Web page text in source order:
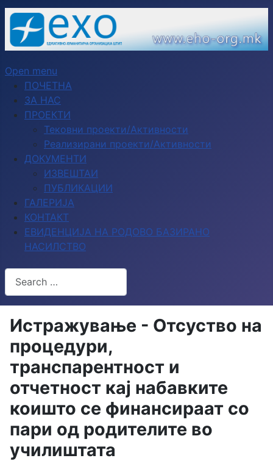
Open menu
ПОЧЕТНА
ЗА НАС
ПРОЕКТИ
Тековни проекти/Активности
Реализирани проекти/Активности
ДОКУМЕНТИ
ИЗВЕШТАИ
ПУБЛИКАЦИИ
ГАЛЕРИЈА
КОНТАКТ
ЕВИДЕНЦИЈА НА РОДОВО БАЗИРАНО
НАСИЛСТВО
Search
Type 2 or more characters for results.
Истражување - Отсуство на
процедури,
транспарентност и
отчетност кај набавките
коишто се финансираат со
пари од родителите во
училиштата